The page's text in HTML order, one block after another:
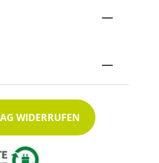
WIDERRUFEN